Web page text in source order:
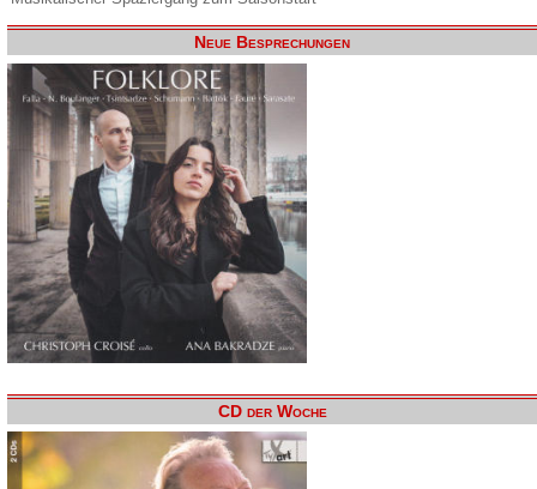
Neue Besprechungen
CD der Woche